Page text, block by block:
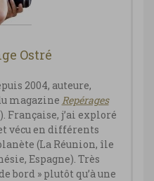
Ostré
2004, auteure,
magazine Repérages
Française, j’ai exploré
vécu en différents
(La Réunion, île
Espagne). Très
bord » plutôt qu’à une